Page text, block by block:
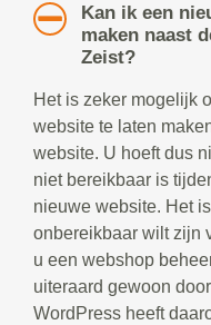
Kan ik een
maken naast
Zeist?
Het is zeker mogelijk
website te laten
website. U hoeft dus
niet bereikbaar is
nieuwe website. Het
onbereikbaar wilt zijn
u een webshop
uiteraard gewoon
WordPress heeft